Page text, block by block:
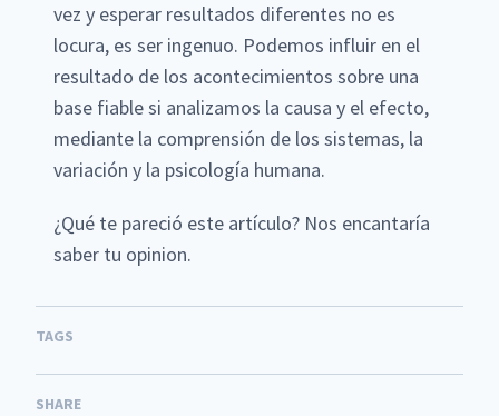
vez y esperar resultados diferentes no es
locura, es ser ingenuo. Podemos influir en el
resultado de los acontecimientos sobre una
base fiable si analizamos la causa y el efecto,
mediante la comprensión de los sistemas, la
variación y la psicología humana.
¿Qué te pareció este artículo? Nos encantaría
saber tu opinion.
TAGS
SHARE